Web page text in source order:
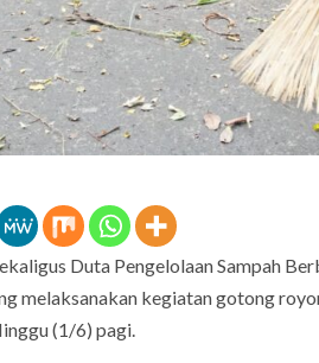
Duta Pengelolaan Sampah
melaksanakan kegiatan gotong
(1/6) pagi.